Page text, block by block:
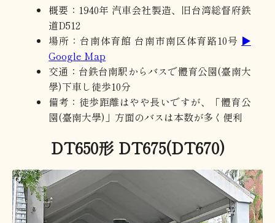
概要：1940年 汽車会社製造、旧台湾総督府鉄
道D512
場所：台南体育館 台南市南区体育路10号 ▶
Google Map
交通：台鉄台南駅からバスで體育公園(臺南大
學)下車し徒歩10分
備考：徒歩距離はやや長いですが、「體育公
園(臺南大學)」方面のバスは本数が多く便利
DT650形 DT675(DT670)